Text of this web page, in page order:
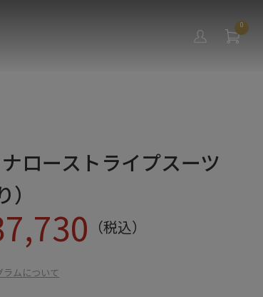
0
ローストライプスーツ
（税込）
ラムについて